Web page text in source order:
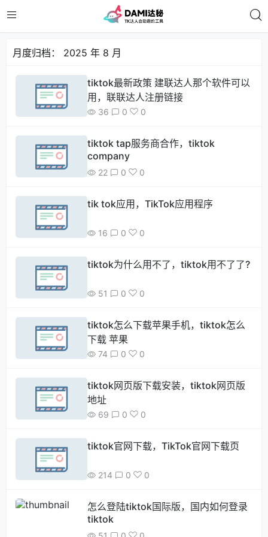
月度归档： 2025 年 8 月
tiktok最新政策 建联达人那个软件可以
用，联联达人注册链接
36 0 0
tiktok tap服务商合作，tiktok
company
22 0 0
tik tok应用，TikTok应用程序
16 0 0
tiktok为什么用不了，tiktok用不了了?
51 0 0
tiktok怎么下载苹果手机，tiktok怎么
下载 苹果
74 0 0
tiktok网页版下载安装，tiktok网页版
地址
69 0 0
tiktok官网下载，TikTok官网下载页
214 0 0
怎么登陆tiktok国际版，国内如何登录
tiktok